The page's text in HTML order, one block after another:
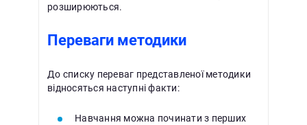
розширюються.
Переваги методики
До списку переваг представленої методики
відносяться наступні факти:
Навчання можна починати з перших